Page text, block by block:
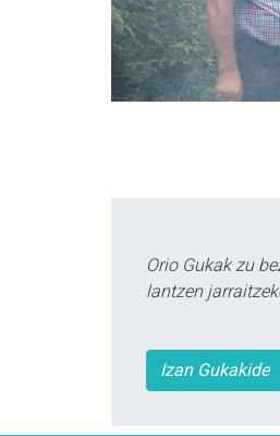
Orio Gukak zu
lantzen
Izan Gukakide